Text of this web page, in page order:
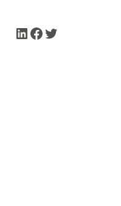
LinkedIn Facebook